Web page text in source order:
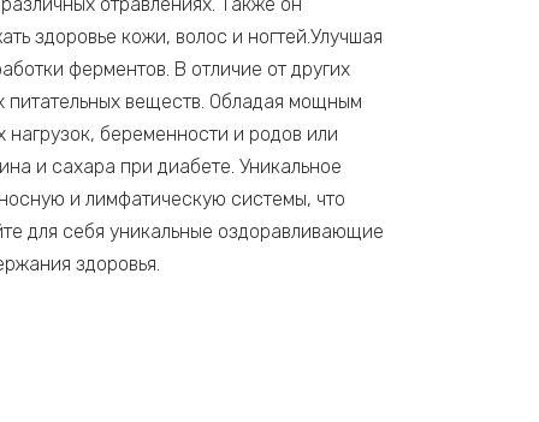
здоровье кожи, волос и ногтей.Улучшая
ферментов. В отличие от других
питательных веществ. Обладая мощным
беременности и родов или
и сахара при диабете. Уникальное
и лимфатическую системы, что
для себя уникальные оздоравливающие
здоровья.